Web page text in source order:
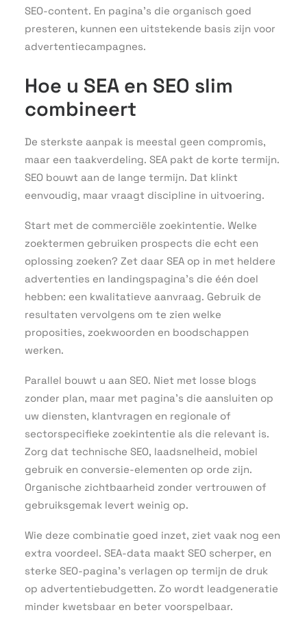
SEO-content. En pagina’s die organisch goed
presteren, kunnen een uitstekende basis zijn voor
advertentiecampagnes.
Hoe u SEA en SEO slim
combineert
De sterkste aanpak is meestal geen compromis,
maar een taakverdeling. SEA pakt de korte termijn.
SEO bouwt aan de lange termijn. Dat klinkt
eenvoudig, maar vraagt discipline in uitvoering.
Start met de commerciële zoekintentie. Welke
zoektermen gebruiken prospects die echt een
oplossing zoeken? Zet daar SEA op in met heldere
advertenties en landingspagina’s die één doel
hebben: een kwalitatieve aanvraag. Gebruik de
resultaten vervolgens om te zien welke
proposities, zoekwoorden en boodschappen
werken.
Parallel bouwt u aan SEO. Niet met losse blogs
zonder plan, maar met pagina’s die aansluiten op
uw diensten, klantvragen en regionale of
sectorspecifieke zoekintentie als die relevant is.
Zorg dat technische SEO, laadsnelheid, mobiel
gebruik en conversie-elementen op orde zijn.
Organische zichtbaarheid zonder vertrouwen of
gebruiksgemak levert weinig op.
Wie deze combinatie goed inzet, ziet vaak nog een
extra voordeel. SEA-data maakt SEO scherper, en
sterke SEO-pagina’s verlagen op termijn de druk
op advertentiebudgetten. Zo wordt leadgeneratie
minder kwetsbaar en beter voorspelbaar.